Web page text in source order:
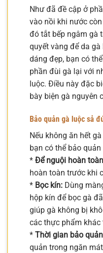
Như đã đề cập ở
vào nồi khi nước
đó tắt bếp ngâm gà
quyết vàng để da
dáng đẹp, bạn có
phần đùi gà lại với
luộc. Điều này đặc
bày biện gà nguyên
Bảo quản gà luộc sả
Nếu không ăn hết
bạn có thể bảo
* Để nguội hoàn
hoàn toàn trước khi
* Bọc kín: Dùng
hộp kín để bọc gà
giúp gà không bị
các thực phẩm khác
* Thời gian bảo
quản trong ngăn